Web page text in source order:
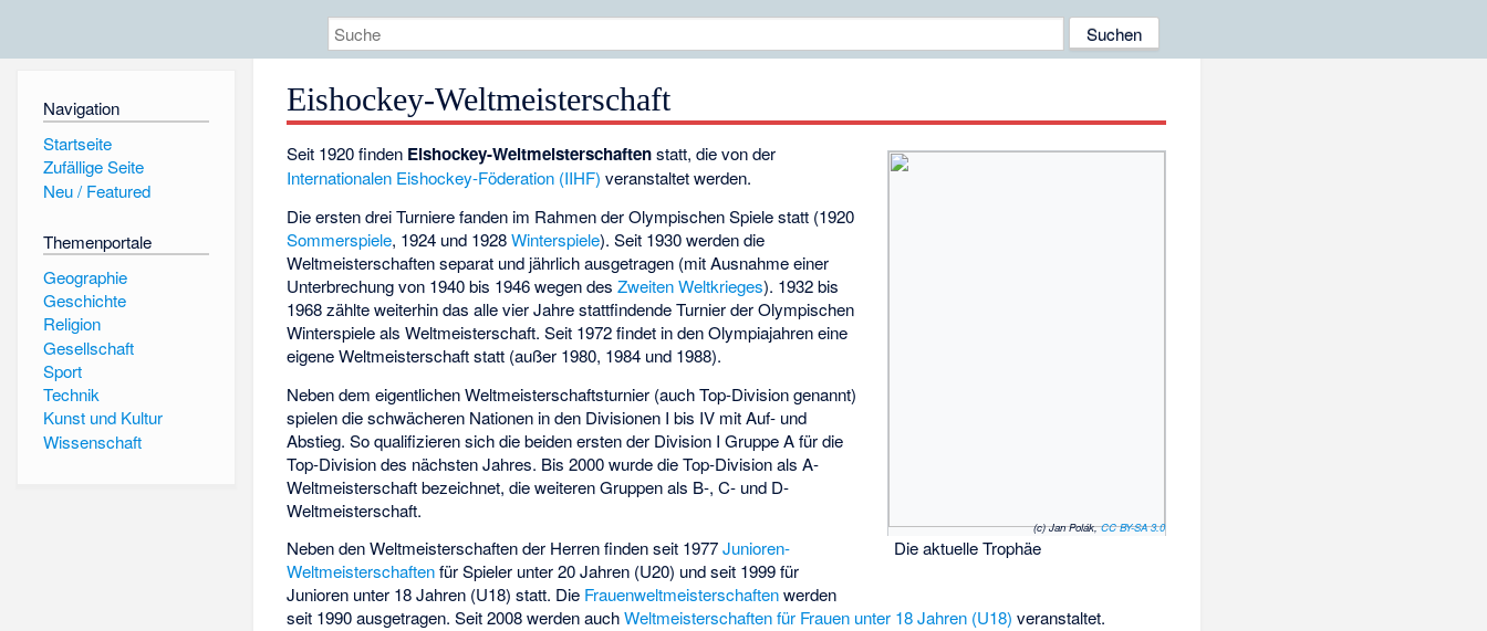
Navigation
Startseite
Zufällige Seite
Neu / Featured
Themenportale
Geographie
Geschichte
Religion
Gesellschaft
Sport
Technik
Kunst und Kultur
Wissenschaft
Eishockey-Weltmeisterschaft
(c) Jan Polák,CC BY-SA 3.0
Die aktuelle Trophäe
Seit 1920 finden Eishockey-Weltmeisterschaftenstatt, die von der
Internationalen Eishockey-Föderation (IIHF) veranstaltet werden.
Die ersten drei Turniere fanden im Rahmen der Olympischen Spiele statt (1920
Sommerspiele, 1924 und 1928Winterspiele). Seit 1930 werden die
Weltmeisterschaften separat und jährlich ausgetragen (mit Ausnahme einer
Unterbrechung von 1940 bis 1946 wegen desZweiten Weltkrieges). 1932 bis
1968 zählte weiterhin das alle vier Jahre stattfindende Turnier der Olympischen
Winterspiele als Weltmeisterschaft. Seit 1972 findet in den Olympiajahren eine
eigene Weltmeisterschaft statt (außer 1980, 1984 und 1988).
Neben dem eigentlichen Weltmeisterschaftsturnier (auch Top-Division genannt)
spielen die schwächeren Nationen in den Divisionen I bis IV mit Auf- und
Abstieg. So qualifizieren sich die beiden ersten der Division I Gruppe A für die
Top-Division des nächsten Jahres. Bis 2000 wurde die Top-Division als A-
Weltmeisterschaft bezeichnet, die weiteren Gruppen als B-, C- und D-
Weltmeisterschaft.
Neben den Weltmeisterschaften der Herren finden seit 1977Junioren-
Weltmeisterschaftenfür Spieler unter 20 Jahren (U20) und seit 1999 für
Junioren unter 18 Jahren (U18) statt. Die Frauenweltmeisterschaftenwerden
seit 1990 ausgetragen. Seit 2008 werden auchWeltmeisterschaften für Frauen unter 18 Jahren (U18) veranstaltet.